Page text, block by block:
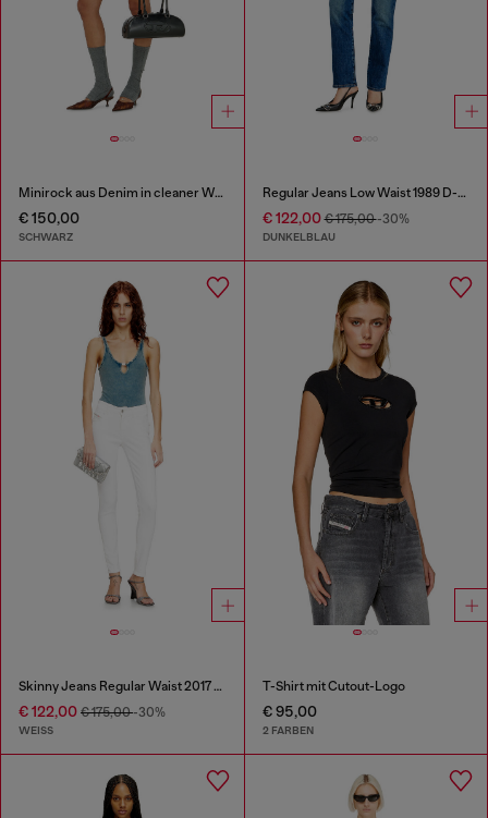
Minirock aus Denim in cleaner Waschung
€ 150,00
SCHWARZ
Regular Jeans Low Waist 1989 D-Mine
€ 122,00€ 175,00-30%
DUNKELBLAU
Skinny Jeans Regular Waist 2017 Slandy
€ 122,00 € 175,00-30%
WEISS
T-Shirt mit Cutout-Logo
€ 95,00
2 FARBEN